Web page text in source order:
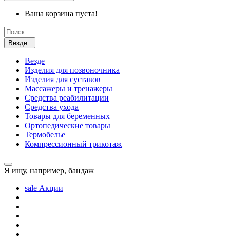
Ваша корзина пуста!
Везде
Везде
Изделия для позвоночника
Изделия для суставов
Массажеры и тренажеры
Средства реабилитации
Средства ухода
Товары для беременных
Ортопедические товары
Термобелье
Компрессионный трикотаж
Я ищу, например, бандаж
sale Акции